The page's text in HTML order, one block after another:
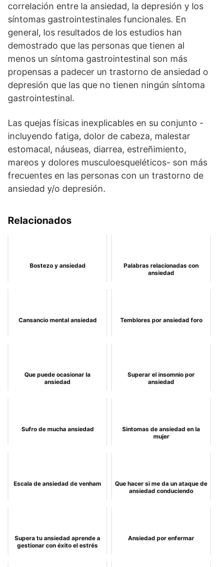
correlación entre la ansiedad, la depresión y los
síntomas gastrointestinales funcionales. En
general, los resultados de los estudios han
demostrado que las personas que tienen al
menos un síntoma gastrointestinal son más
propensas a padecer un trastorno de ansiedad o
depresión que las que no tienen ningún síntoma
gastrointestinal.
Las quejas físicas inexplicables en su conjunto -
incluyendo fatiga, dolor de cabeza, malestar
estomacal, náuseas, diarrea, estreñimiento,
mareos y dolores musculoesqueléticos- son más
frecuentes en las personas con un trastorno de
ansiedad y/o depresión.
Relacionados
Bostezo y ansiedad
Palabras relacionadas con
ansiedad
Cansancio mental ansiedad Temblores por ansiedad foro
Que puede ocasionar la
ansiedad
Superar el insomnio por
ansiedad
Sufro de mucha ansiedad
Sintomas de ansiedad en la
mujer
Escala de ansiedad de venham
Que hacer si me da un ataque de
ansiedad conduciendo
Supera tu ansiedad aprende a
gestionar con éxito el estrés
Ansiedad por enfermar